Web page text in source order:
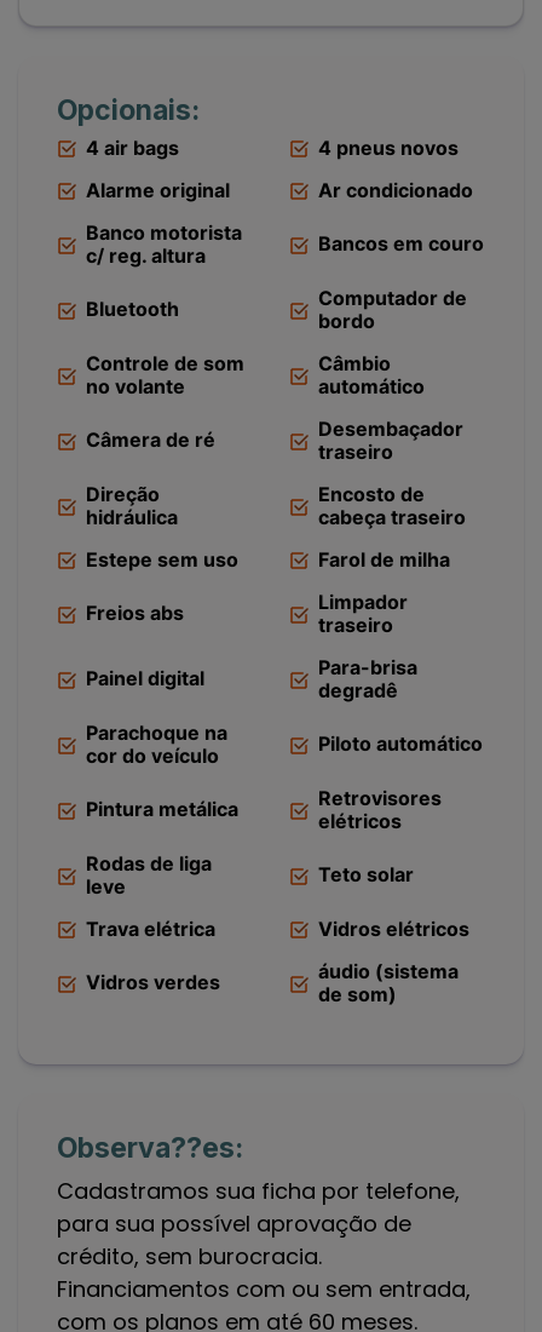
Opcionais:
4 air bags
4 pneus novos
Alarme original
Ar condicionado
Banco motorista
c/ reg. altura
Bancos em couro
Bluetooth
Computador de
bordo
Controle de som
no volante
Câmbio
automático
Câmera de ré
Desembaçador
traseiro
Direção
hidráulica
Encosto de
cabeça traseiro
Estepe sem uso
Farol de milha
Freios abs
Limpador
traseiro
Painel digital
Para-brisa
degradê
Parachoque na
cor do veículo
Piloto automático
Pintura metálica
Retrovisores
elétricos
Rodas de liga
leve
Teto solar
Trava elétrica Vidros elétricos
Vidros verdes
áudio (sistema
de som)
Observa??es:
Cadastramos sua ficha por telefone,
para sua possível aprovação de
crédito, sem burocracia.
Financiamentos com ou sem entrada,
com os planos em até 60 meses.